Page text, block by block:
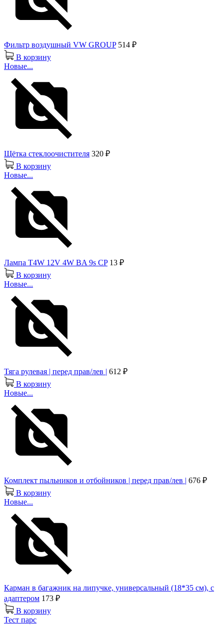
Фильтр воздушный VW GROUP 514 ₽
В корзину
Новые...
Щётка стеклоочистителя 320 ₽
В корзину
Новые...
Лампа T4W 12V 4W BA 9s CP 13 ₽
В корзину
Новые...
Тяга рулевая | перед прав/лев | 612 ₽
В корзину
Новые...
Комплект пыльников и отбойников | перед прав/лев | 676 ₽
В корзину
Новые...
Карман в багажник на липучке, универсальный (18*35 см), с
адаптером 173 ₽
В корзину
Тест парс